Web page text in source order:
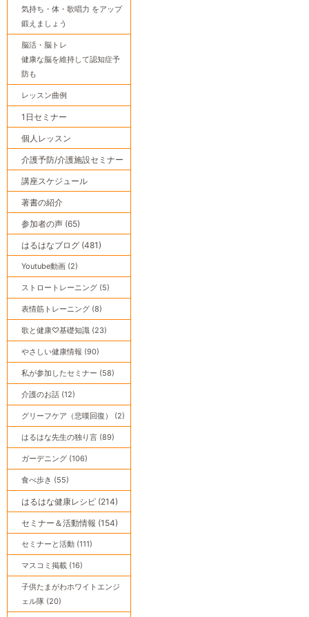
気持ち・体・歌唱力 をアップ
鍛えましょう
脳活・脳トレ
健康な脳を維持して認知症予
防も
レッスン曲例
1日セミナー
個人レッスン
介護予防/介護施設セミナー
講座スケジュール
著書の紹介
参加者の声 (65)
はるはなブログ (481)
Youtube動画 (2)
ストロートレーニング (5)
表情筋トレーニング (8)
歌と健康♡基礎知識 (23)
やさしい健康情報 (90)
私が参加したセミナー (58)
介護のお話 (12)
グリーフケア（悲嘆回復） (2)
はるはな先生の独り言 (89)
ガーデニング (106)
食べ歩き (55)
はるはな健康レシピ (214)
セミナー＆活動情報 (154)
セミナーと活動 (111)
マスコミ掲載 (16)
子供たまがわホワイトエンジ
ェル隊 (20)